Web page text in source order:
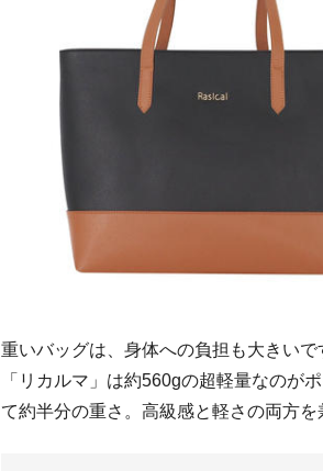
重いバッグは、身体への負担も大きいで
「リカルマ」は約560gの超軽量なのが
て約半分の重さ。高級感と軽さの両方を